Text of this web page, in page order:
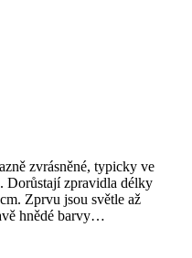
zvrásněné, typicky ve
Dorůstají zpravidla délky
Zprvu jsou světle až
hnědé barvy…